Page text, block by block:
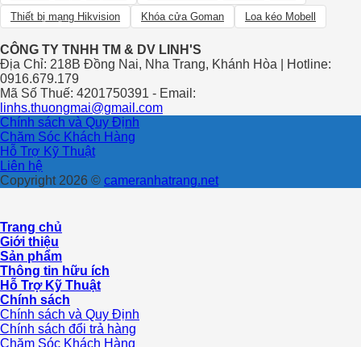
Thiết bị mạng Hikvision
Khóa cửa Goman Loa kéo Mobell
CÔNG TY TNHH TM & DV LINH'S
Địa Chỉ: 218B Đồng Nai, Nha Trang, Khánh Hòa | Hotline:
0916.679.179
Mã Số Thuế: 4201750391 - Email:
linhs.thuongmai@gmail.com
Chính sách và Quy Định
Chăm Sóc Khách Hàng
Hỗ Trợ Kỹ Thuật
Liên hệ
Copyright 2026 © cameranhatrang.net
Trang chủ
Giới thiệu
Sản phẩm
Thông tin hữu ích
Hỗ Trợ Kỹ Thuật
Chính sách
Chính sách và Quy Định
Chính sách đổi trả hàng
Chăm Sóc Khách Hàng